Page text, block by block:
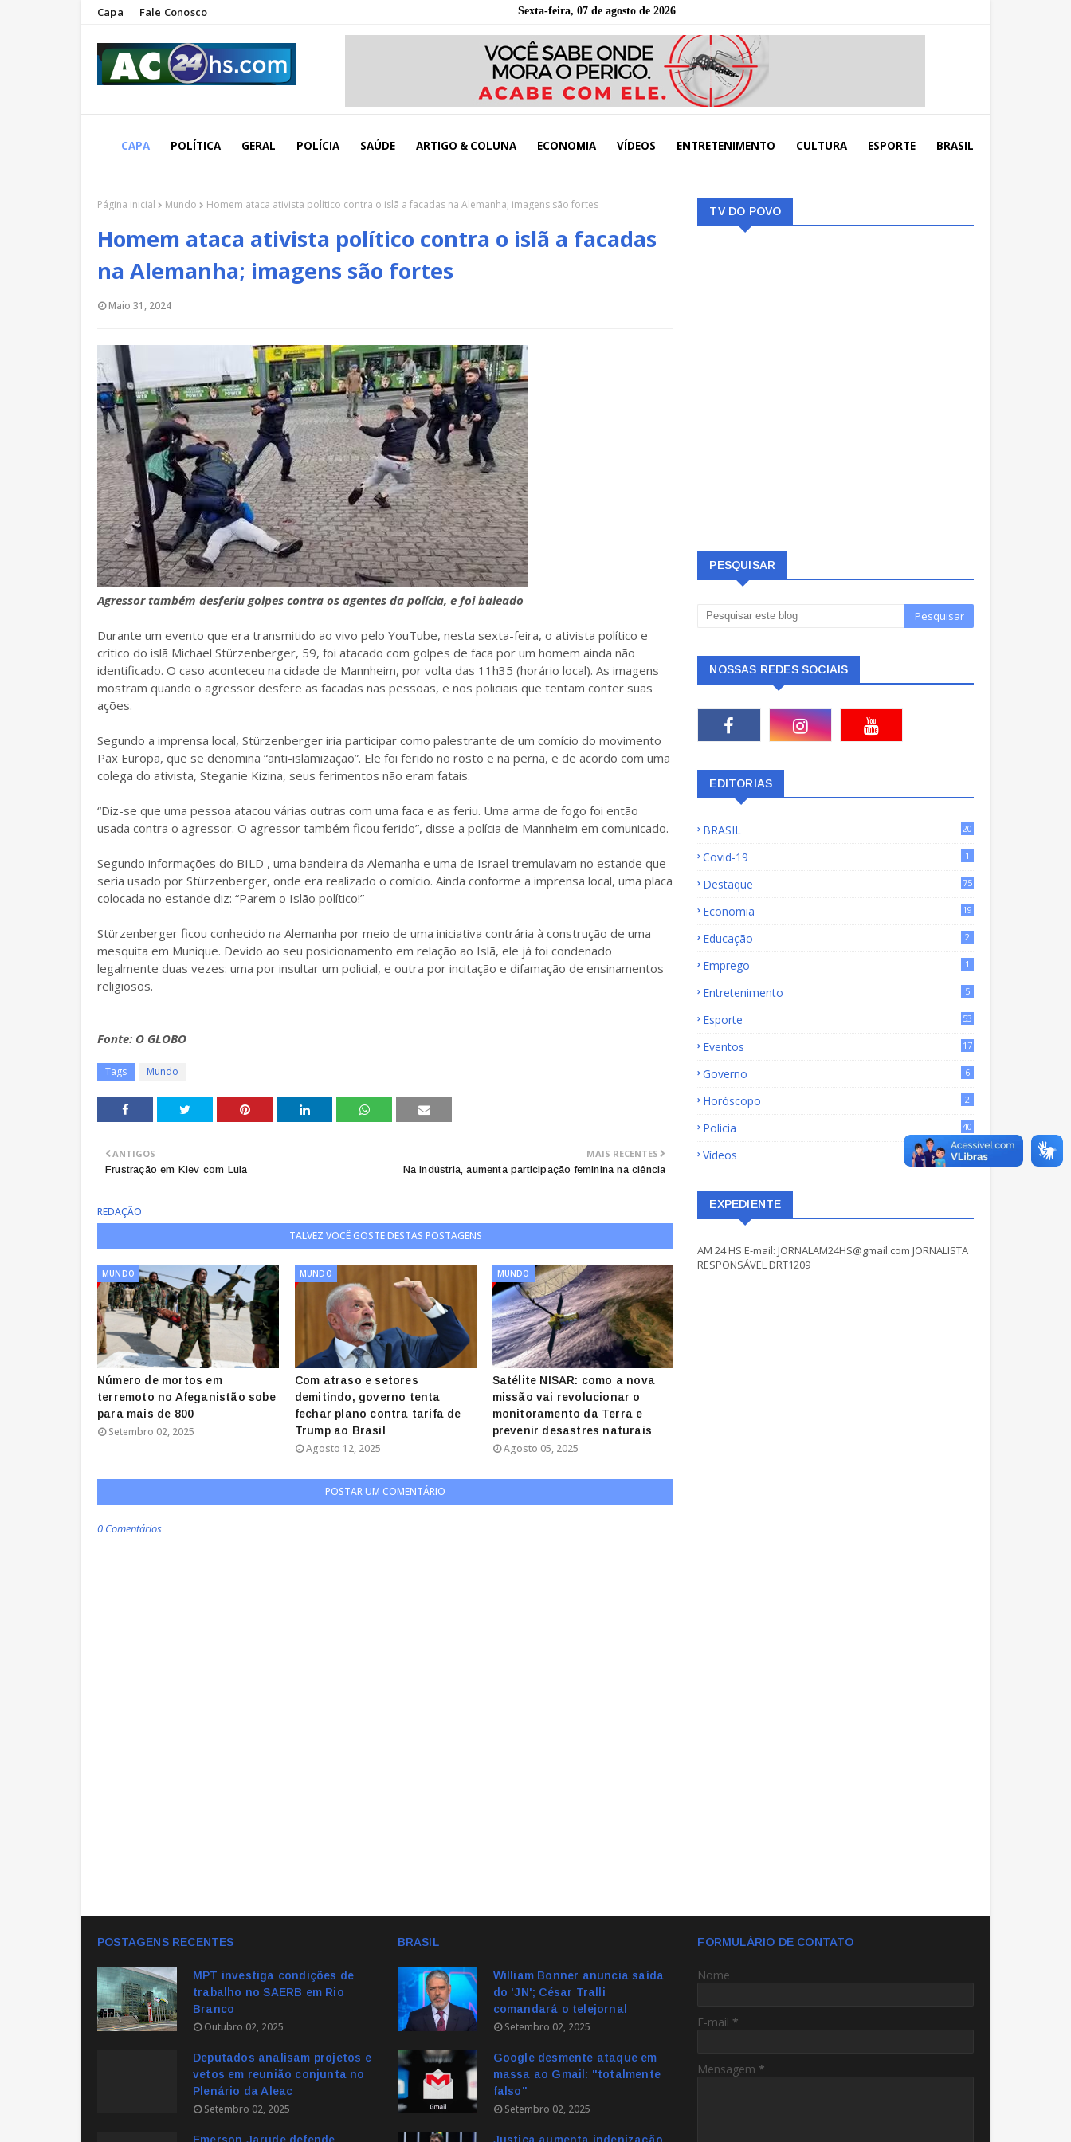
Capa Fale Conosco Sexta-feira, 07 de agosto de 2026
CAPA POLÍTICA GERAL POLÍCIA SAÚDE ARTIGO & COLUNA ECONOMIA VÍDEOS ENTRETENIMENTO CULTURA ESPORTE BRASIL
Página inicial Mundo Homem ataca ativista político contra o islã a facadas na Alemanha; imagens são fortes
Homem ataca ativista político contra o islã a facadas
na Alemanha; imagens são fortes
Maio 31, 2024
Agressor também desferiu golpes contra os agentes da polícia, e foi baleado
Durante um evento que era transmitido ao vivo pelo YouTube, nesta sexta-feira, o ativista político e
crítico do islã Michael Stürzenberger, 59, foi atacado com golpes de faca por um homem ainda não
identificado. O caso aconteceu na cidade de Mannheim, por volta das 11h35 (horário local). As imagens
mostram quando o agressor desfere as facadas nas pessoas, e nos policiais que tentam conter suas
ações.
Segundo a imprensa local, Stürzenberger iria participar como palestrante de um comício do movimento
Pax Europa, que se denomina “anti-islamização”. Ele foi ferido no rosto e na perna, e de acordo com uma
colega do ativista, Steganie Kizina, seus ferimentos não eram fatais.
“Diz-se que uma pessoa atacou várias outras com uma faca e as feriu. Uma arma de fogo foi então
usada contra o agressor. O agressor também ficou ferido”, disse a polícia de Mannheim em comunicado.
Segundo informações do BILD , uma bandeira da Alemanha e uma de Israel tremulavam no estande que
seria usado por Stürzenberger, onde era realizado o comício. Ainda conforme a imprensa local, uma placa
colocada no estande diz: “Parem o Islão político!”
Stürzenberger ficou conhecido na Alemanha por meio de uma iniciativa contrária à construção de uma
mesquita em Munique. Devido ao seu posicionamento em relação ao Islã, ele já foi condenado
legalmente duas vezes: uma por insultar um policial, e outra por incitação e difamação de ensinamentos
religiosos.
Fonte: O GLOBO
Tags Mundo
MAIS RECENTES
Na indústria, aumenta participação feminina na ciência
ANTIGOS
Frustração em Kiev com Lula
REDAÇÃO
TALVEZ VOCÊ GOSTE DESTAS POSTAGENS
MUNDO
Número de mortos em
terremoto no Afeganistão sobe
para mais de 800
Setembro 02, 2025
MUNDO
Com atraso e setores
demitindo, governo tenta
fechar plano contra tarifa de
Trump ao Brasil
Agosto 12, 2025
MUNDO
Satélite NISAR: como a nova
missão vai revolucionar o
monitoramento da Terra e
prevenir desastres naturais
Agosto 05, 2025
POSTAR UM COMENTÁRIO
0 Comentários
TV DO POVO
PESQUISAR
NOSSAS REDES SOCIAIS
EDITORIAS
BRASIL
20
Covid-19 1
Destaque
75
Economia
19
Educação 2
Emprego 1
Entretenimento 5
Esporte 53
Eventos 17
Governo 6
Horóscopo 2
Policia 40
Vídeos 17
EXPEDIENTE
AM 24 HS E-mail: JORNALAM24HS@gmail.com JORNALISTA
RESPONSÁVEL DRT1209
POSTAGENS RECENTES
MPT investiga condições de
trabalho no SAERB em Rio
Branco
Outubro 02, 2025
Deputados analisam projetos e
vetos em reunião conjunta no
Plenário da Aleac
Setembro 02, 2025
BRASIL
William Bonner anuncia saída
do 'JN'; César Tralli
comandará o telejornal
Setembro 02, 2025
Google desmente ataque em
massa ao Gmail: "totalmente
falso"
Setembro 02, 2025
FORMULÁRIO DE CONTATO
Nome
E-mail *
Mensagem *